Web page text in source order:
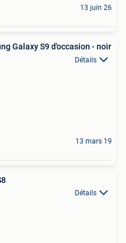
13 juin 26
Galaxy S9 d'occasion - noir
Détails
13 mars 19
Détails